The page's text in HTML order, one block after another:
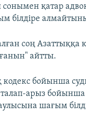
қатар
білдіре
соң Азаттыққа
айтты.
бойынша
арыз
шағым